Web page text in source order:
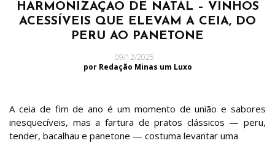
HARMONIZAÇÃO DE NATAL – VINHOS
ACESSÍVEIS QUE ELEVAM A CEIA, DO
PERU AO PANETONE
09/12/2025
por Redação Minas um Luxo
A ceia de fim de ano é um momento de união e sabores
inesquecíveis, mas a fartura de pratos clássicos — peru,
tender, bacalhau e panetone — costuma levantar uma